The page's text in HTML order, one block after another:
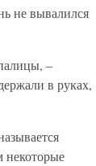
не вывалился
–
в руках,
некоторые